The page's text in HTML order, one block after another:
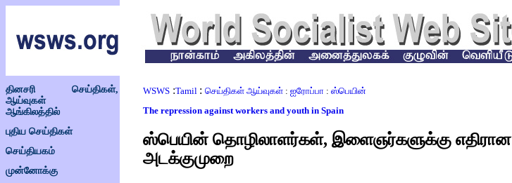
தினசரி செய்திகள்,
ஆய்வுகள்
ஆங்கிலத்தில்
புதிய செய்திகள்
செய்தியகம்
முன்னோக்கு
WSWS :Tamil : செய்திகள் ஆய்வுகள் : ஐரோப்பா : ஸ்பெயின்
The repression against workers and youth in Spain
ஸ்பெயின் தொழிலாளர்கள், இளைஞர்களுக்கு எதிரான
அடக்குமுறை